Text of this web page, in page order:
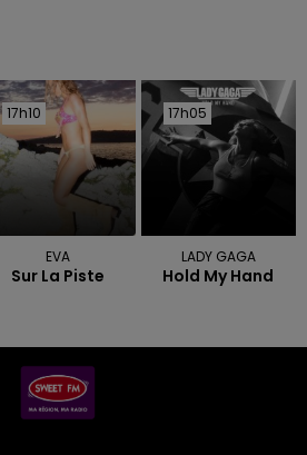
17h10
17h10
EVA
Sur La Piste
17h05
17h05
LADY GAGA
Hold My Hand